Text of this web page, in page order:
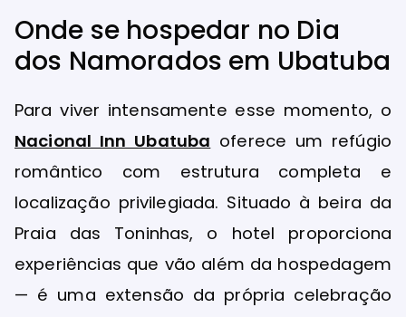
Onde se hospedar no Dia
dos Namorados em Ubatuba
Para viver intensamente esse momento, o
Nacional Inn Ubatuba oferece um refúgio
romântico com estrutura completa e
localização privilegiada. Situado à beira da
Praia das Toninhas, o hotel proporciona
experiências que vão além da hospedagem
— é uma extensão da própria celebração